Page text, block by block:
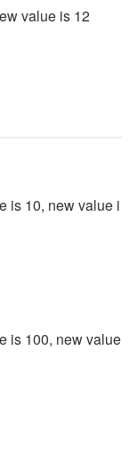
value is 12
is 10, new value i
is 100, new value